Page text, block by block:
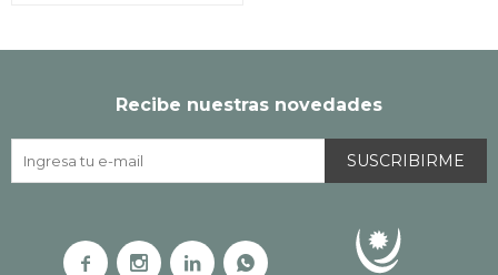
Recibe nuestras novedades
SUSCRIBIRME
   